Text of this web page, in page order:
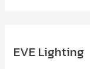
c
EVE Lighting